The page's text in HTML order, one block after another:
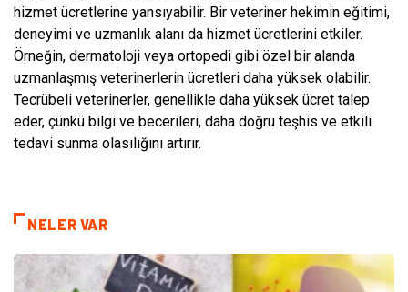
hizmet ücretlerine yansıyabilir. Bir veteriner hekimin eğitimi,
deneyimi ve uzmanlık alanı da hizmet ücretlerini etkiler.
Örneğin, dermatoloji veya ortopedi gibi özel bir alanda
uzmanlaşmış veterinerlerin ücretleri daha yüksek olabilir.
Tecrübeli veterinerler, genellikle daha yüksek ücret talep
eder, çünkü bilgi ve becerileri, daha doğru teşhis ve etkili
tedavi sunma olasılığını artırır.
NELER VAR